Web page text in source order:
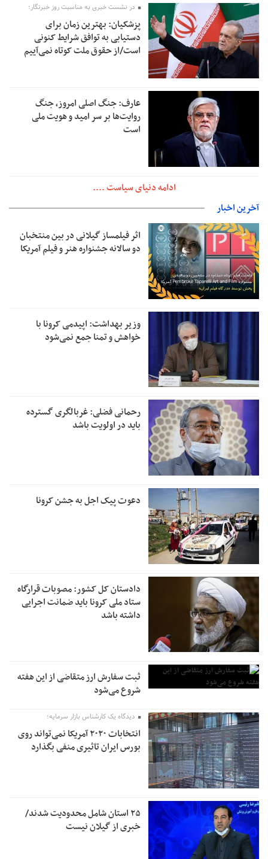
در نشست خبری به مناسبت روز خبرنگار؛
پزشکیان‌: بهترین زمان برای
دستیابی به توافق شرایط کنونی
است/از حقوق ملت کوتاه نمی‌آییم
عارف: جنگ اصلی امروز، جنگ
روایت‌ها بر سر امید و هویت ملی
است
ادامه دنیای سیاست ....
آخرین اخبار
اثر فیلمساز گیلانی در بین منتخبان
دو سالانه جشنواره هنر و فیلم آمریکا
وزیر بهداشت: اپیدمی کرونا با
خواهش و تمنا جمع نمی‌شود
رحمانی فضلی: غربالگری گسترده
باید در اولویت باشد
دعوت پیک اجل به جشن کرونا
دادستان کل کشور: مصوبات قرارگاه
ستاد ملی کرونا باید ضمانت اجرایی
داشته باشد
ثبت سفارش ارز متقاضی از این هفته
شروع می‌شود
دیدگاه یک کارشناس بازار سرمایه؛
انتخابات ۲۰۲۰ آمریکا نمی‌تواند روی
بورس ایران تاثیری منفی بگذارد
۲۵ استان شامل محدودیت شدند/
خبری از گیلان نیست